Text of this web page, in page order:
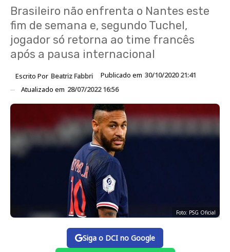
Brasileiro não enfrenta o Nantes este
fim de semana e, segundo Tuchel,
jogador só retorna ao time francês
após a pausa internacional
Escrito Por Beatriz Fabbri Publicado em 30/10/2020 21:41
Atualizado em 28/07/2022 16:56
Foto: PSG Oficial
Siga o DCI no Google